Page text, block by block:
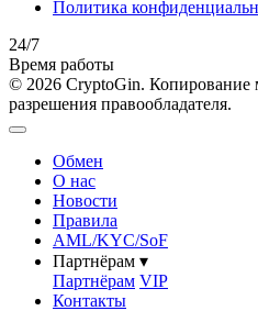
Политика
24/7
Время работы
© 2026 CryptoGin. Копирование
разрешения правообладателя.
Обмен
О нас
Новости
Правила
AML/KYC/SoF
Партнёрам ▾
Партнёрам VIP
Контакты